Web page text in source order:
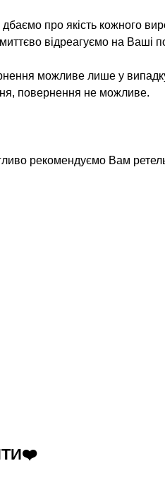
про якість кожного
відреагуємо на Ваші
можливе лише у
повернення не можливе.
рекомендуємо Вам